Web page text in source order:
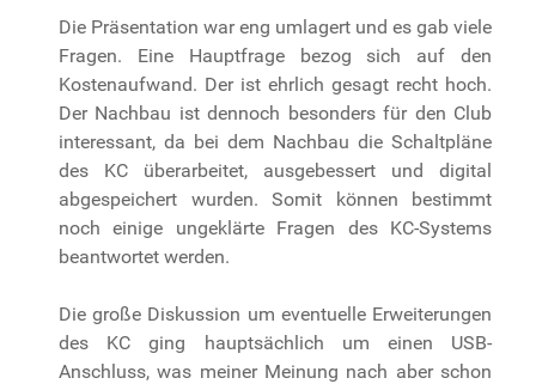
Die Präsentation war eng umlagert und es gab viele
Fragen. Eine Hauptfrage bezog sich auf den
Kostenaufwand. Der ist ehrlich gesagt recht hoch.
Der Nachbau ist dennoch besonders für den Club
interessant, da bei dem Nachbau die Schaltpläne
des KC überarbeitet, ausgebessert und digital
abgespeichert wurden. Somit können bestimmt
noch einige ungeklärte Fragen des KC-Systems
beantwortet werden.
Die große Diskussion um eventuelle Erweiterungen
des KC ging hauptsächlich um einen USB-
Anschluss, was meiner Meinung nach aber schon